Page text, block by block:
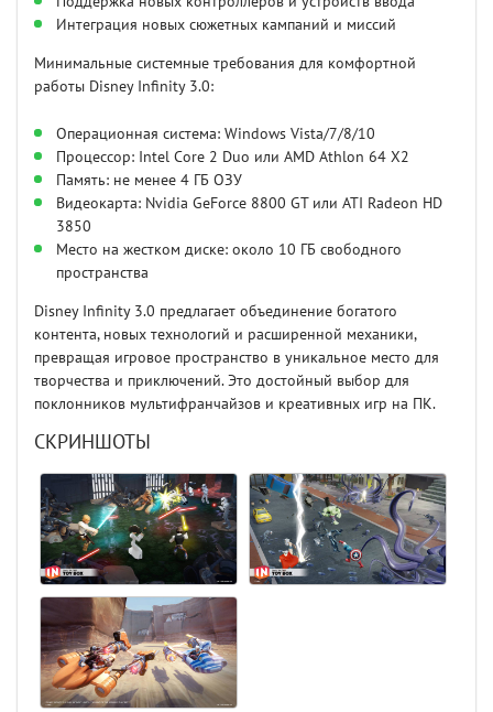
Интеграция новых сюжетных кампаний и миссий
Минимальные системные требования для комфортной
работы Disney Infinity 3.0:
Операционная система: Windows Vista/7/8/10
Процессор: Intel Core 2 Duo или AMD Athlon 64 X2
Память: не менее 4 ГБ ОЗУ
Видеокарта: Nvidia GeForce 8800 GT или ATI Radeon HD
3850
Место на жестком диске: около 10 ГБ свободного
пространства
Disney Infinity 3.0 предлагает объединение богатого
контента, новых технологий и расширенной механики,
превращая игровое пространство в уникальное место для
творчества и приключений. Это достойный выбор для
поклонников мультифранчайзов и креативных игр на ПК.
СКРИНШОТЫ